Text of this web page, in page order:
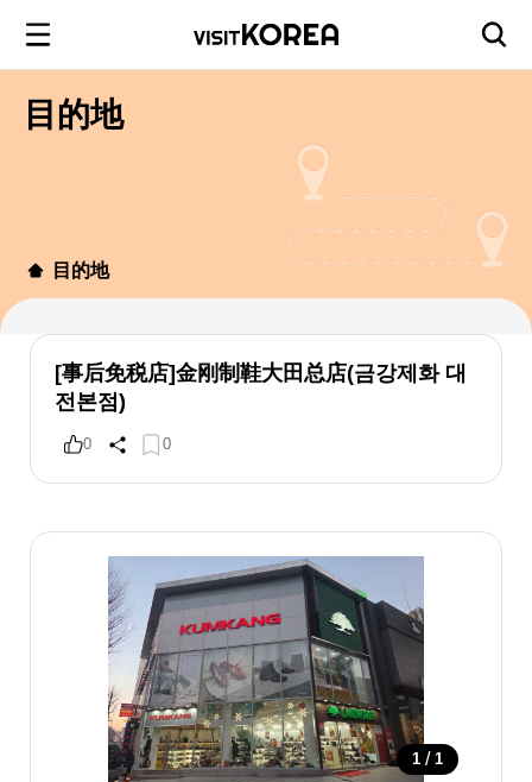
目的地
目的地
[事后免税店]金刚制鞋大田总店(금강제화 대
전본점)
0 0
1 / 1